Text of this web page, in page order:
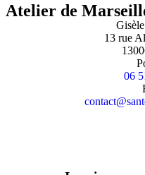
Atelier de
13 rue
06